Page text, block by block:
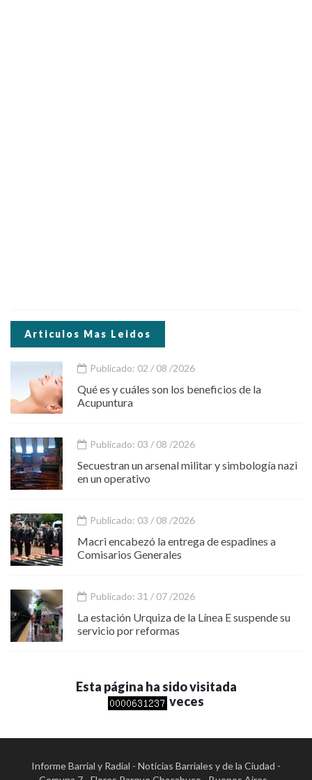
Articulos Mas Leidos
Publicado: 02 / 08 /2026
Qué es y cuáles son los beneficios de la
Acupuntura
Publicado: 03 / 08 /2026
Secuestran un arsenal militar y simbología nazi
en un operativo
Publicado: 03 / 08 /2026
Macri encabezó la entrega de espadines a
Comisarios Generales
Publicado: 31 / 07 /2026
La estación Urquiza de la Línea E suspende su
servicio por reformas
Esta página ha sido visitada
veces
Informe Barrial y Radial - Noticias Barriales y de la Ciudad -